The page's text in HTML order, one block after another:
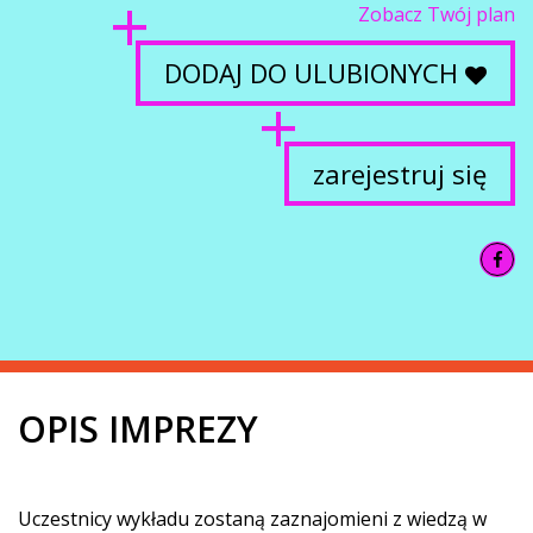
Zobacz Twój plan
DODAJ DO ULUBIONYCH
zarejestruj się
OPIS IMPREZY
Uczestnicy wykładu zostaną zaznajomieni z wiedzą w